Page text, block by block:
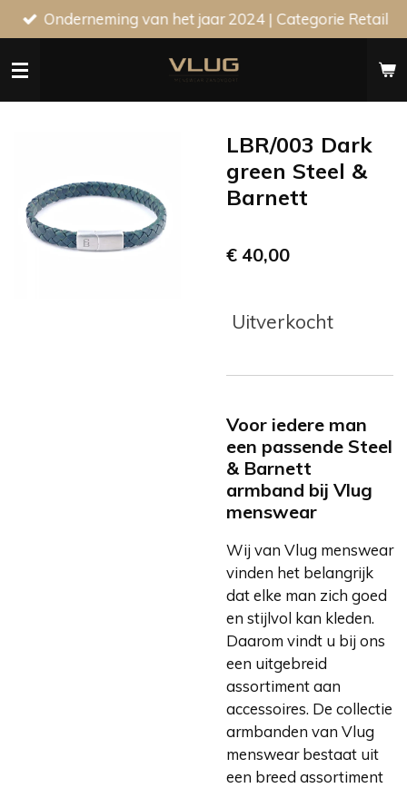
Ga
direct
naar
Onderneming van het jaar 2024 | Categorie Retail
LBR/003 Dark
green Steel &
Barnett
€ 40,00
Uitverkocht
Voor iedere man
een passende Steel
& Barnett
armband bij Vlug
menswear
Wij van Vlug menswear
vinden het belangrijk
dat elke man zich goed
en stijlvol kan kleden.
Daarom vindt u bij ons
een uitgebreid
assortiment aan
accessoires. De collectie
armbanden van Vlug
menswear bestaat uit
een breed assortiment